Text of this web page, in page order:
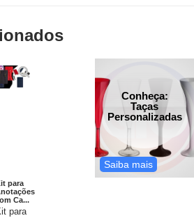
para
Ca...
para
Conheça:
Taças
Personalizadas
Saiba mais